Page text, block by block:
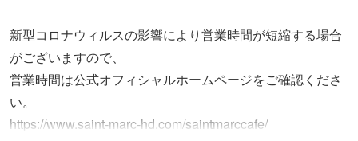
新型コロナウィルスの影響により営業時間が短縮する場合
がございますので、
営業時間は公式オフィシャルホームページをご確認くださ
い。
https://www.saint-marc-hd.com/saintmarccafe/